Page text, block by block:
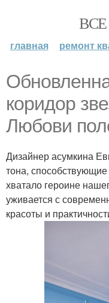
главная ремонт
коридор
Любови
Дизайнер асумкина
тона,
хватало героине
уживается с
красоты и